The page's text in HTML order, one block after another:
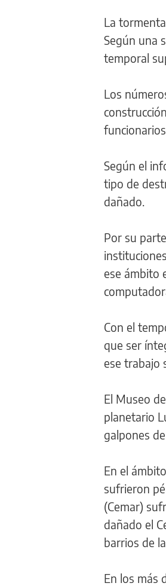
La
Según una
temporal
Los
Según el
tipo de
dañado.
Por su
ese ámbito
Con el
que ser
ese trabajo
El Museo
planetario
galpones
En el
sufrieron
(Cemar)
dañado el
barrios de
En los más